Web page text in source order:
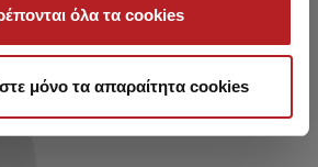
όλα τα cookies
μόνο τα απαραίτητα cookies